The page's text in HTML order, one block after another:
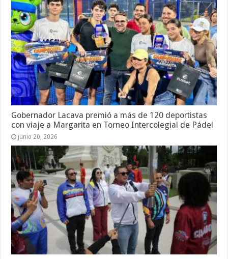
Gobernador Lacava premió a más de 120 deportistas
con viaje a Margarita en Torneo Intercolegial de Pádel
junio 20, 2026